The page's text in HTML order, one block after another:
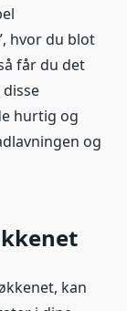
hvor du blot
får du det
hurtig og
og
kan